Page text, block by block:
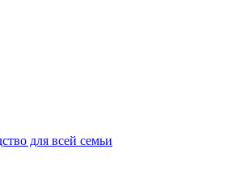
для всей семьи